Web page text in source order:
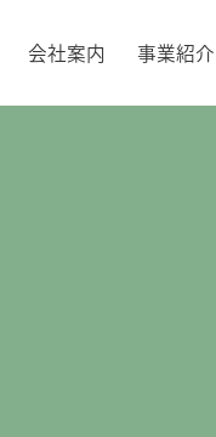
会社案内 事業紹介